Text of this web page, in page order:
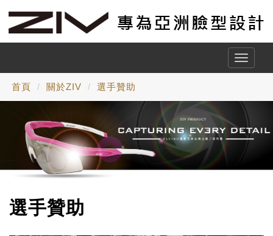
Toggle
首頁 關於ZIV 選手贊助
選手贊助